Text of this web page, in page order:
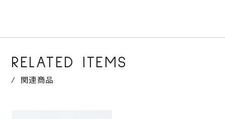
RELATED ITEMS
関連商品